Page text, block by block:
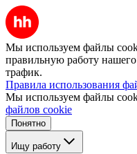
Мы используем файлы
правильную работу нашего
трафик.
Правила использования
Мы используем файлы
файлов cookie
Понятно
Ищу работу